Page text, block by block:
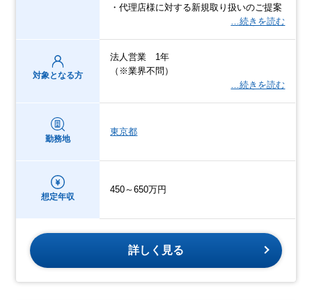
・代理店様に対する新規取り扱いのご提案
…続きを読む
対象となる方
法人営業 1年
（※業界不問）
…続きを読む
勤務地
東京都
想定年収
450～650万円
詳しく見る